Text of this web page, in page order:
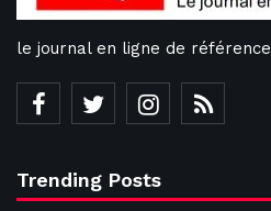
le journal en ligne de référence
Trending Posts